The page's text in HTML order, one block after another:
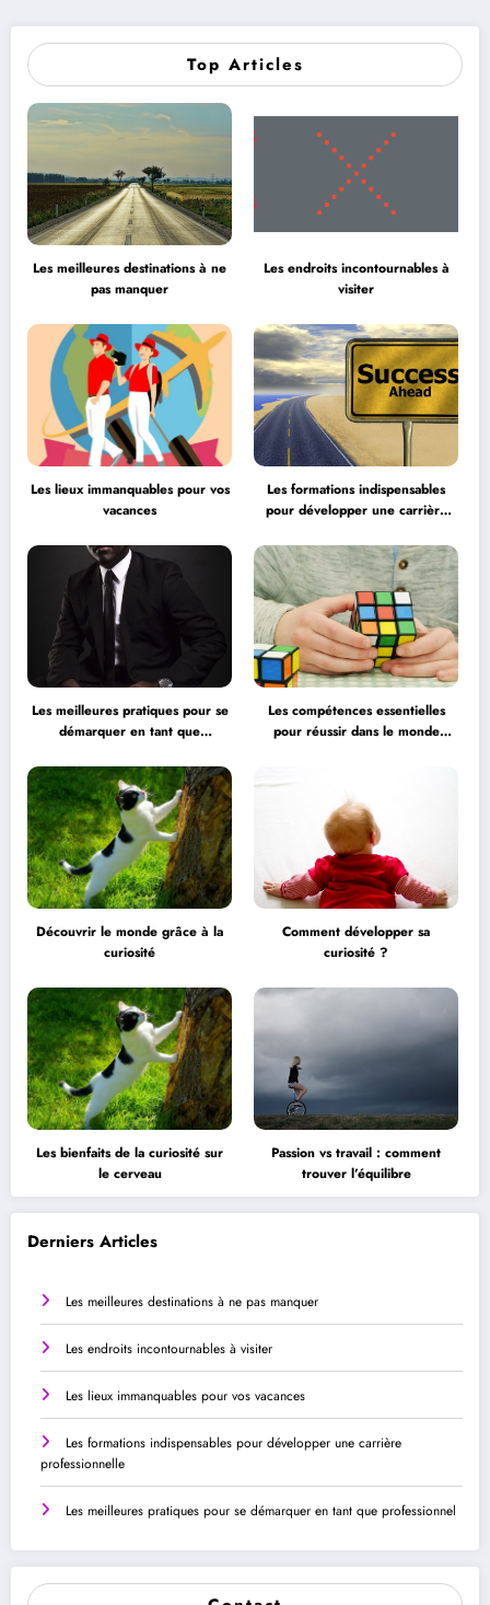
Top Articles
Les meilleures destinations à ne
pas manquer
Les endroits incontournables à
visiter
Les lieux immanquables pour vos
vacances
Les formations indispensables
pour développer une carrière
Les meilleures pratiques pour se
démarquer en tant que
Les compétences essentielles
pour réussir dans le monde
Découvrir le monde grâce à la
curiosité
Comment développer sa
curiosité ?
Les bienfaits de la curiosité sur
le cerveau
Passion vs travail : comment
trouver l’équilibre
Derniers Articles
Les meilleures destinations à ne pas manquer
Les endroits incontournables à visiter
Les lieux immanquables pour vos vacances
Les formations indispensables pour développer une carrière
professionnelle
Les meilleures pratiques pour se démarquer en tant que professionnel